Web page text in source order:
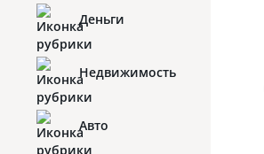
Деньги
Недвижимость
Авто